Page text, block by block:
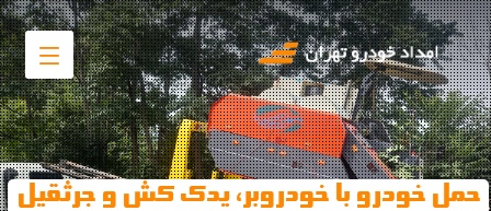
حمل خودرو با خودروبر، یدک کش و جرثقیل